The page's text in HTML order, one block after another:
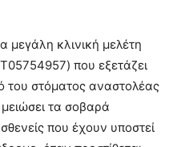
μεγάλη κλινική μελέτη
που εξετάζει
στόματος αναστολέας
τα σοβαρά
που έχουν υποστεί